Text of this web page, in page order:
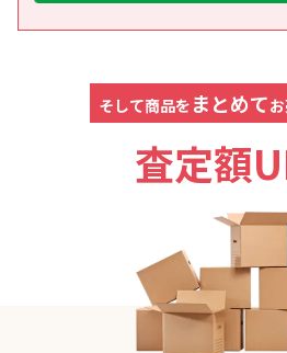
そして商品を まとめて
査定額